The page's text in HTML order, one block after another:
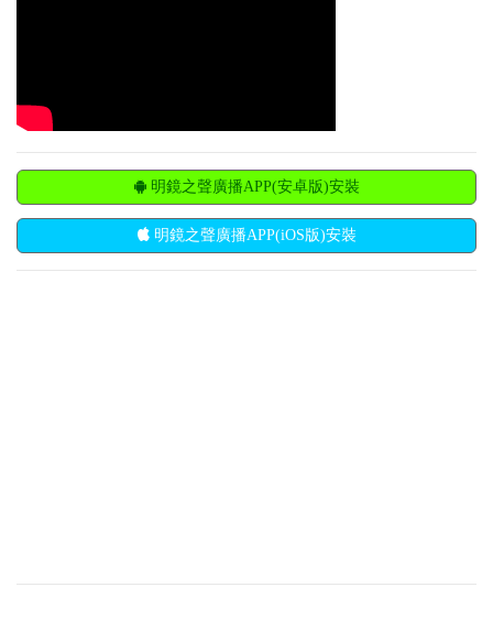
明鏡之聲廣播APP(安卓版)安裝
明鏡之聲廣播APP(iOS版)安裝